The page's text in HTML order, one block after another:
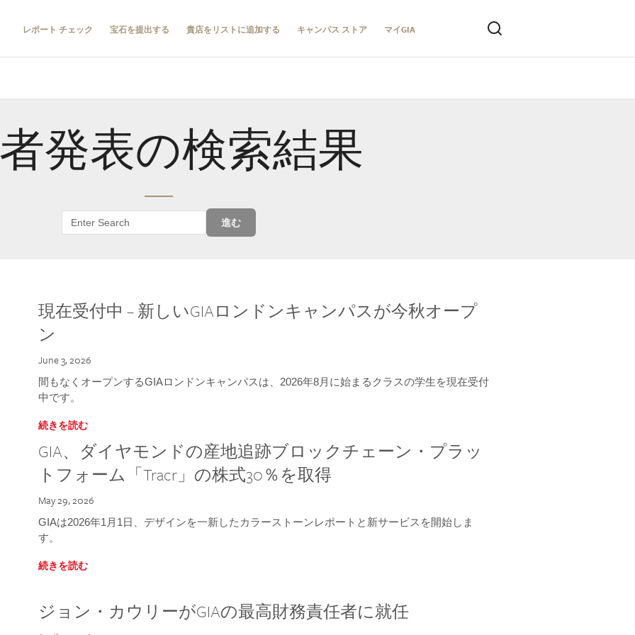
レポート チェック 宝石を提出する 貴店をリストに追加する キャンパス ストア マイGIA
発表の検索結果
進む
現在受付中 – 新しいGIAロンドンキャンパスが今秋オープ
ン
June 3, 2026
間もなくオープンするGIAロンドンキャンパスは、2026年8月に始まるクラスの学生を現在受付
中です。
続きを読む
GIA、ダイヤモンドの産地追跡ブロックチェーン・プラッ
トフォーム「Tracr」の株式30％を取得
May 29, 2026
GIAは2026年1月1日、デザインを一新したカラーストーンレポートと新サービスを開始しま
す。
続きを読む
ジョン・カウリーがGIAの最高財務責任者に就任